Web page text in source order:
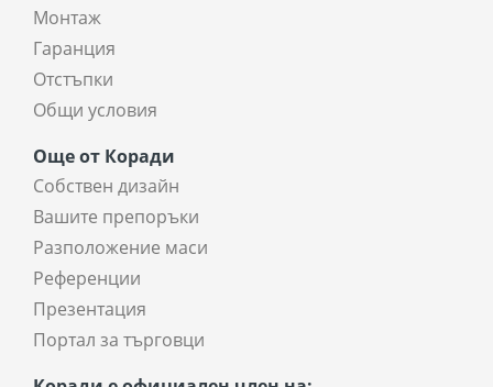
Монтаж
Гаранция
Отстъпки
Общи условия
Още от Коради
Собствен дизайн
Вашите препоръки
Разположение маси
Референции
Презентация
Портал за търговци